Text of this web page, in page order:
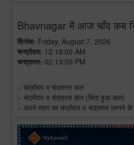
Bhavnagar में आज चाँद कब
दिनांक: Friday, August 7, 2026
चन्द्रोदय: 12:18:00 AM
चन्द्रास्त: 02:13:59 PM
» चंद्रोदय व चंद्रास्त कल
» चंद्रोदय व चंद्रास्त कल (बिता हुआ कल)
» अपने शहर का चंद्रोदय व चंद्रास्त जानने के